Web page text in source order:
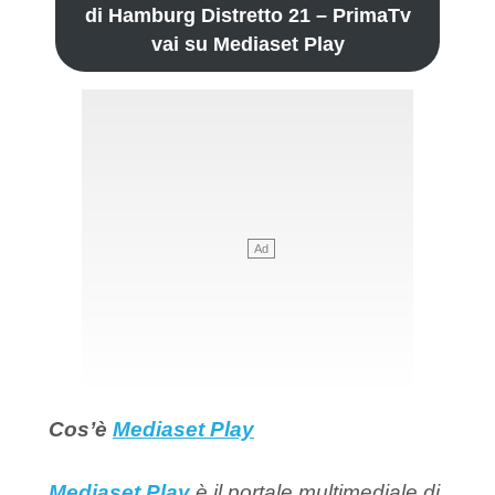
di Hamburg Distretto 21 – PrimaTv
vai su Mediaset Play
Cos’è Mediaset Play